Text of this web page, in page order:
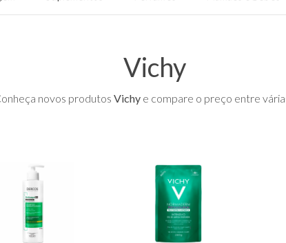
Vichy
novos produtos Vichy e compare o preço entre